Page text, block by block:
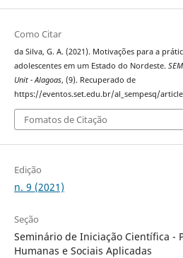
Como Citar
da Silva, G. A. (2021). Motivações para a
adolescentes em um Estado do Nordeste.
Unit - Alagoas, (9). Recuperado de
https://eventos.set.edu.br/al_sempesq/
Fomatos de Citação
Edição
n. 9 (2021)
Seção
Seminário de Iniciação Científica -
Humanas e Sociais Aplicadas